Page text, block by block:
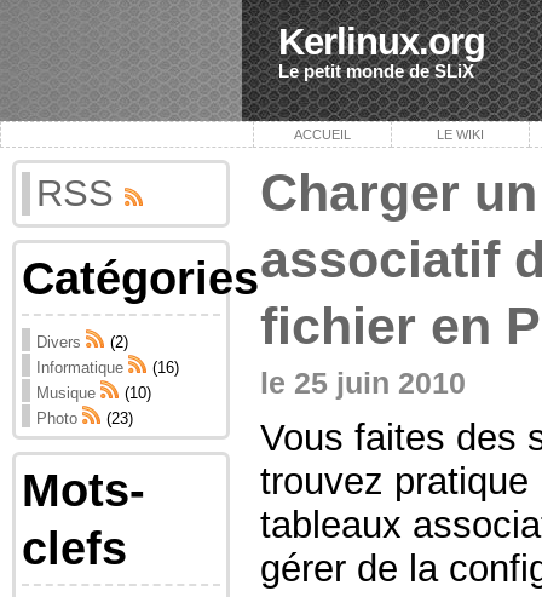
Kerlinux.org
Le petit monde de SLiX
ACCUEIL LE WIKI
RSS
Catégories
Divers
(2)
Informatique
(16)
Musique
(10)
Photo
(23)
Mots-
clefs
Charger
associatif
fichier en
le 25 juin 2010
Vous faites des
trouvez pratique
tableaux
gérer de la